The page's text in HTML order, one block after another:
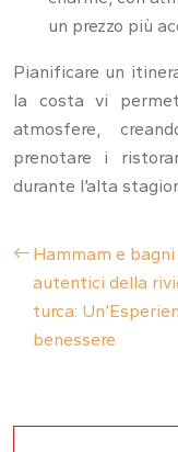
un prezzo più
Pianificare un
la costa vi
atmosfere,
prenotare i
durante l’alta
Hammam e
autentici della
turca:
benessere